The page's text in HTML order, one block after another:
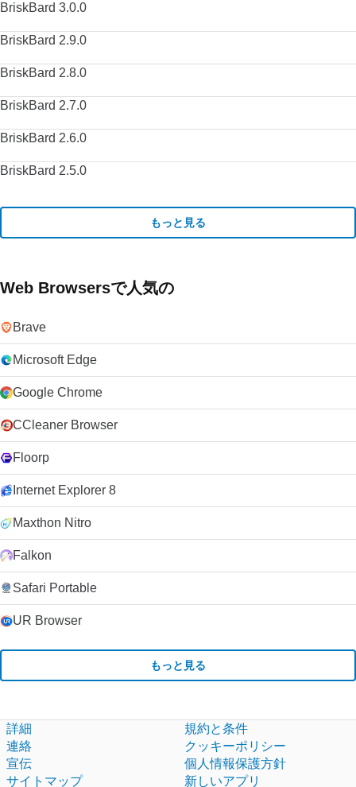
BriskBard 3.0.0
BriskBard 2.9.0
BriskBard 2.8.0
BriskBard 2.7.0
BriskBard 2.6.0
BriskBard 2.5.0
もっと見る
Web Browsersで人気の
Brave
Microsoft Edge
Google Chrome
CCleaner Browser
Floorp
Internet Explorer 8
Maxthon Nitro
Falkon
Safari Portable
UR Browser
もっと見る
詳細
連絡
宣伝
サイトマップ
規約と条件
クッキーポリシー
個人情報保護方針
新しいアプリ